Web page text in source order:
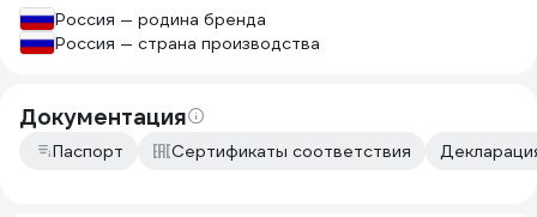
Россия — родина бренда
Россия — страна производства
Документация
Паспорт Сертификаты соответствия